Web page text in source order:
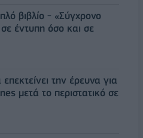
βιβλίο - «Σύγχρονο
σε έντυπη όσο και σε
την έρευνα για
μετά το περιστατικό σε